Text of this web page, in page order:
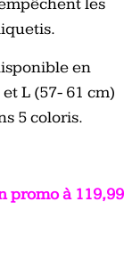
en
L (57- 61 cm)
5 coloris.
promo à 119,99